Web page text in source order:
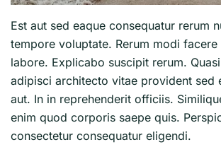
Est aut sed eaque consequatur rerum
tempore voluptate. Rerum modi facere
labore. Explicabo suscipit rerum.
adipisci architecto vitae provident sed
aut. In in reprehenderit officiis.
enim quod corporis saepe quis.
consectetur consequatur eligendi.